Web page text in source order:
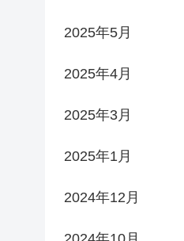
2025年5月
2025年4月
2025年3月
2025年1月
2024年12月